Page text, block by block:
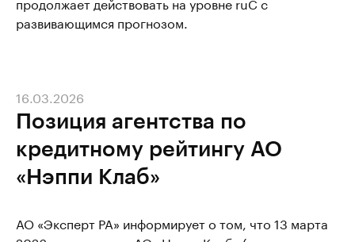
развивающимся прогнозом.
Позиция агентства по
кредитному рейтингу АО
«Нэппи Клаб»
16.03.2026
АО «Эксперт РА» информирует о том, что 13 марта